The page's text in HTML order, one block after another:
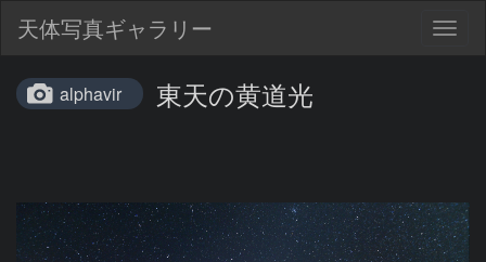
天体写真ギャラリー
alphavir 東天の黄道光